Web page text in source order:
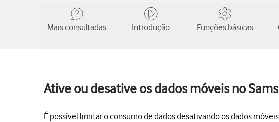
Mais consultadas Introdução Funções básicas
Ative ou desative os dados móveis no
É possível limitar o consumo de dados desativando os dados